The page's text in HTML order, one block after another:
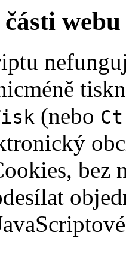
webu
(nebo
bez